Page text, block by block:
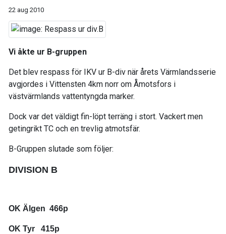
22 aug 2010
Vi åkte ur B-gruppen
Det blev respass för IKV ur B-div när årets Värmlandsserie
avgjordes i Vittensten 4km norr om Åmotsfors i
västvärmlands vattentyngda marker.
Dock var det väldigt fin-löpt terräng i stort. Vackert men
getingrikt TC och en trevlig atmotsfär.
B-Gruppen slutade som följer:
DIVISION B
OK Älgen 466p
OK Tyr 415p